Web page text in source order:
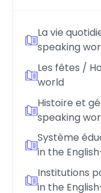
La vie
speaking
Les fêtes /
world
Histoire et
speaking
Système
in the
Institutions
in the